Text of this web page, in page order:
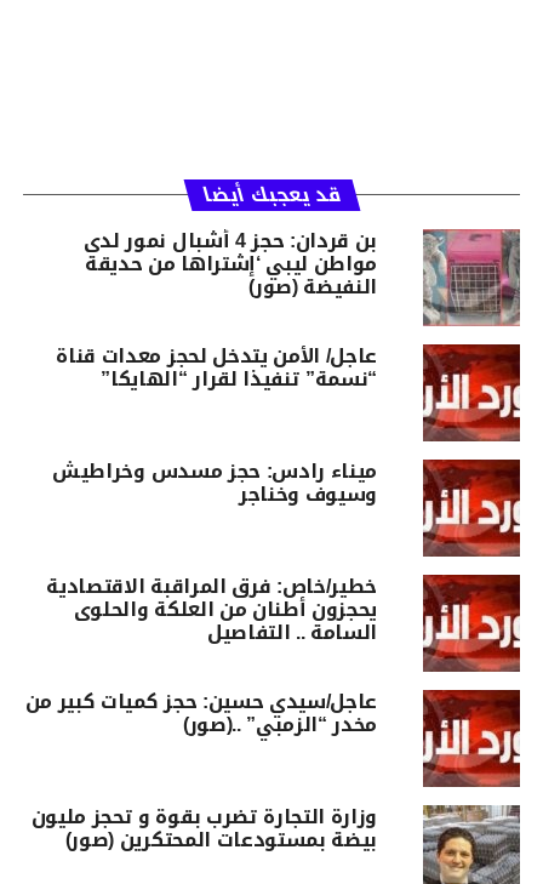
قد يعجبك أيضا
بن قردان: حجز 4 أشبال نمور لدى
مواطن ليبي ‘إشتراها من حديقة
النفيضة (صور)
عاجل/ الأمن يتدخل لحجز معدات قناة
“نسمة” تنفيذا لقرار “الهايكا”
ميناء رادس: حجز مسدس وخراطيش
وسيوف وخناجر
خطير/خاص: فرق المراقبة الاقتصادية
يحجزون أطنان من العلكة والحلوى
السامة .. التفاصيل
عاجل/سيدي حسين: حجز كميات كبير من
مخدر “الزمبي” ..(صور)
وزارة التجارة تضرب بقوة و تحجز مليون
بيضة بمستودعات المحتكرين (صور)